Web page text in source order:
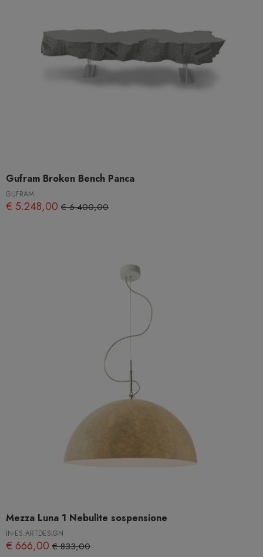
Gufram Broken Bench Panca
GUFRAM
€ 5.248,00 € 6.400,00
Mezza Luna 1 Nebulite sospensione
IN-ES.ARTDESIGN
€ 666,00 € 833,00